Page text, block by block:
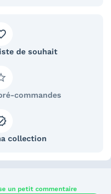
de souhait
commandes
collection
un petit commentaire